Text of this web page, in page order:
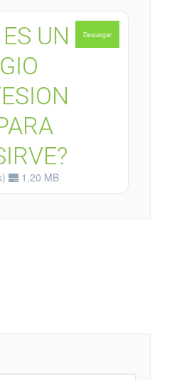
UN
1.20 MB
Descargar